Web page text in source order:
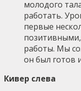
молодого
работать.
первые
работы. Мы
он был готов
Кивер слева